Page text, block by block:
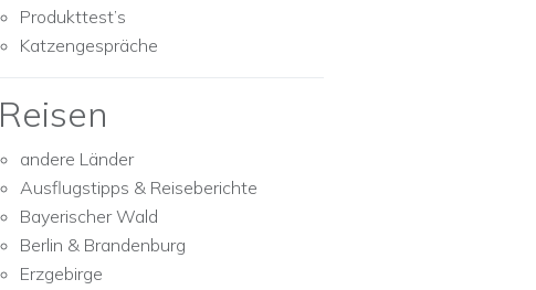
Produkttest’s
Katzengespräche
Reisen
andere Länder
Ausflugstipps & Reiseberichte
Bayerischer Wald
Berlin & Brandenburg
Erzgebirge